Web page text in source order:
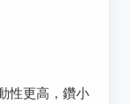
性更高，鑽小